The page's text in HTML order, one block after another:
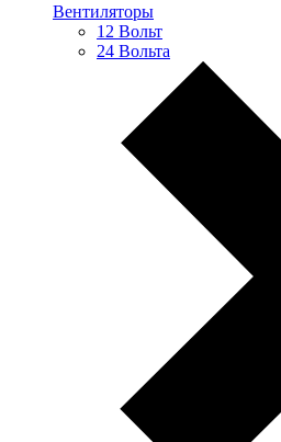
Вентиляторы
12 Вольт
24 Вольта